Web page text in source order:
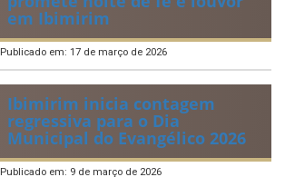
em Ibimirim
Publicado em: 17 de março de 2026
Ibimirim inicia contagem
regressiva para o Dia
Municipal do Evangélico 2026
Publicado em: 9 de março de 2026